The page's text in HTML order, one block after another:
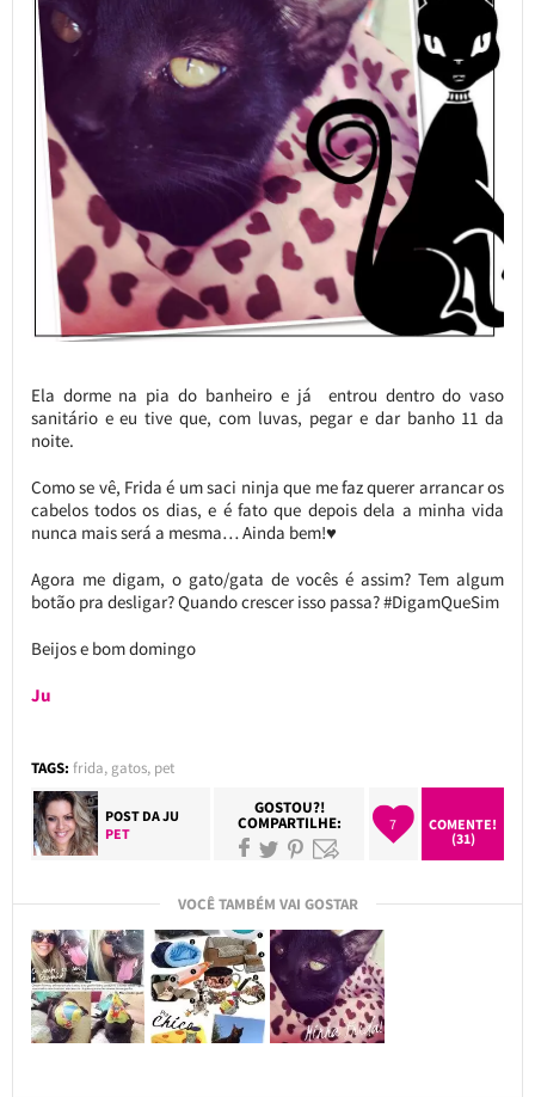
Ela dorme na pia do banheiro e já entrou dentro do vaso
sanitário e eu tive que, com luvas, pegar e dar banho 11 da
noite.
Como se vê, Frida é um saci ninja que me faz querer arrancar os
cabelos todos os dias, e é fato que depois dela a minha vida
nunca mais será a mesma… Ainda bem!♥
Agora me digam, o gato/gata de vocês é assim? Tem algum
botão pra desligar? Quando crescer isso passa? #DigamQueSim
Beijos e bom domingo
Ju
TAGS: frida, gatos, pet
POST DAJU
PET
GOSTOU?!
COMPARTILHE: 7
COMENTE!
(31)
VOCÊ TAMBÉM VAI GOSTAR